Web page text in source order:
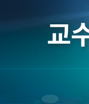
대학원 소
졸업작품
교